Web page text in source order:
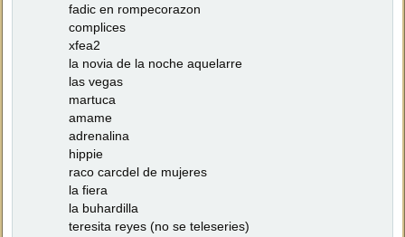
fadic en rompecorazon
complices
xfea2
la novia de la noche aquelarre
las vegas
martuca
amame
adrenalina
hippie
raco carcdel de mujeres
la fiera
la buhardilla
teresita reyes (no se teleseries)